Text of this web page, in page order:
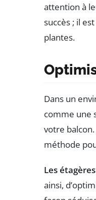
attention à
succès ; il
plantes.
Dans un
comme une
votre
méthode
Les étagères
ainsi,